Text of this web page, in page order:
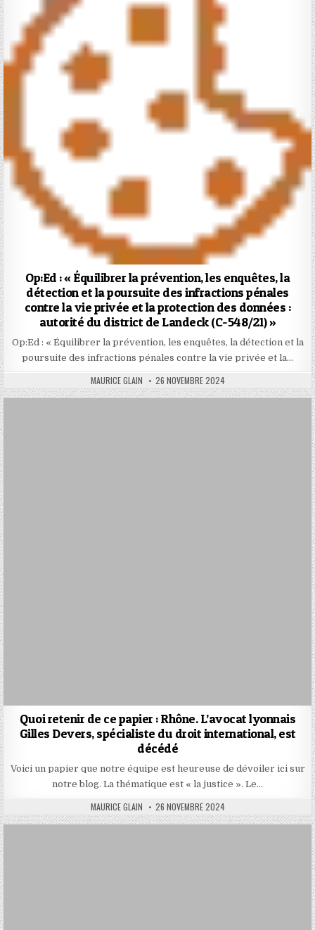
Op:Ed : « Équilibrer la prévention, les enquêtes, la
détection et la poursuite des infractions pénales
contre la vie privée et la protection des données :
autorité du district de Landeck (C-548/21) »
Op:Ed : « Équilibrer la prévention, les enquêtes, la détection et la
poursuite des infractions pénales contre la vie privée et la…
AUTHOR:
MAURICE GLAIN PUBLISHED
DATE:
26 NOVEMBRE 2024
Quoi retenir de ce papier : Rhône. L’avocat lyonnais
Gilles Devers, spécialiste du droit international, est
décédé
Voici un papier que notre équipe est heureuse de dévoiler ici sur
notre blog. La thématique est « la justice ». Le…
AUTHOR:
MAURICE GLAIN PUBLISHED
DATE:
26 NOVEMBRE 2024